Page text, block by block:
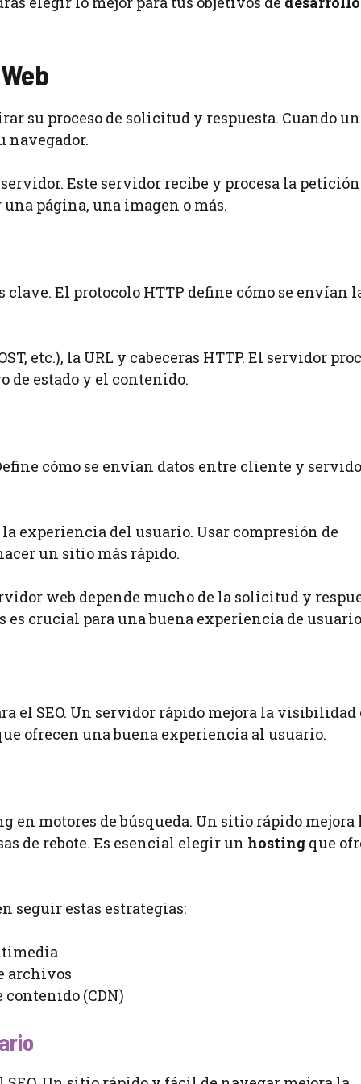
su proceso de solicitud y respuesta. Cuando un
navegador.
Este servidor recibe y procesa la
página, una imagen o más.
El protocolo HTTP define cómo se envían
etc.), la URL y cabeceras HTTP. El servidor
de estado y el contenido.
cómo se envían datos entre cliente y
experiencia del usuario. Usar compresión de
un sitio más rápido.
web depende mucho de la solicitud y
es crucial para una buena experiencia de
el SEO. Un servidor rápido mejora la visibilidad
ofrecen una buena experiencia al usuario.
en motores de búsqueda. Un sitio rápido mejora
de rebote. Es esencial elegir un hosting que
seguir estas estrategias:
archivos
(CDN)